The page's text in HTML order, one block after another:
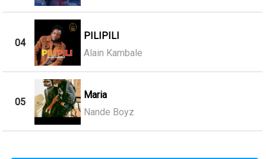
04
PILIPILI
Alain Kambale
05
Maria
Nande Boyz